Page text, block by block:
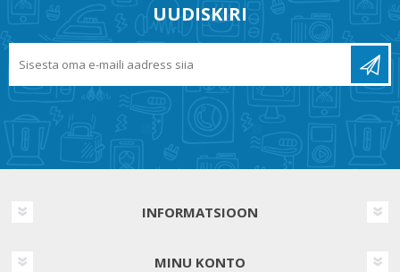
UUDISKIRI
INFORMATSIOON
MINU KONTO